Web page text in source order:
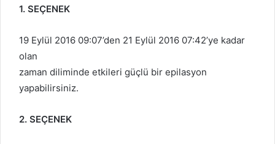
1. SEÇENEK
19 Eylül 2016 09:07’den 21 Eylül 2016 07:42’ye kadar
olan
zaman diliminde etkileri güçlü bir epilasyon
yapabilirsiniz.
2. SEÇENEK